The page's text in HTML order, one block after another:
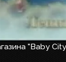
"Baby